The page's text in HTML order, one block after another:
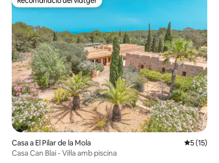
Recomanació del viatger
Casa a El Pilar de la Mola 5 de
5 (15)
Casa Can Blai - Vil·la amb piscina